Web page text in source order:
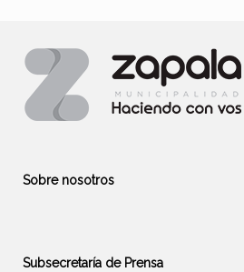
Sobre nosotros
Subsecretaría de Prensa